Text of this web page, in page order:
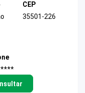
CEP
35501-226